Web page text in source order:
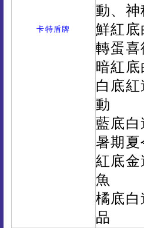
卡特盾牌
動、
鮮紅
轉蛋
暗紅
白底
動
藍底
暑期夏
紅底
魚
橘底
品